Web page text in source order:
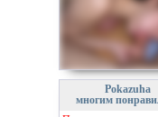
Pokazuha
многим